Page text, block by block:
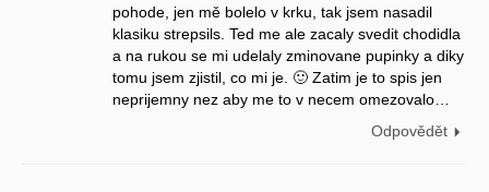
pohode, jen mě bolelo v krku, tak jsem nasadil
klasiku strepsils. Ted me ale zacaly svedit chodidla
a na rukou se mi udelaly zminovane pupinky a diky
tomu jsem zjistil, co mi je. 🙂 Zatim je to spis jen
neprijemny nez aby me to v necem omezovalo…
Odpovědět